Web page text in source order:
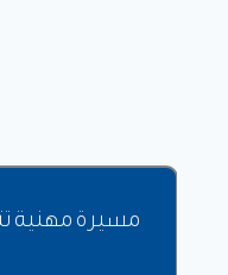
مسيرة مهنية تتميز